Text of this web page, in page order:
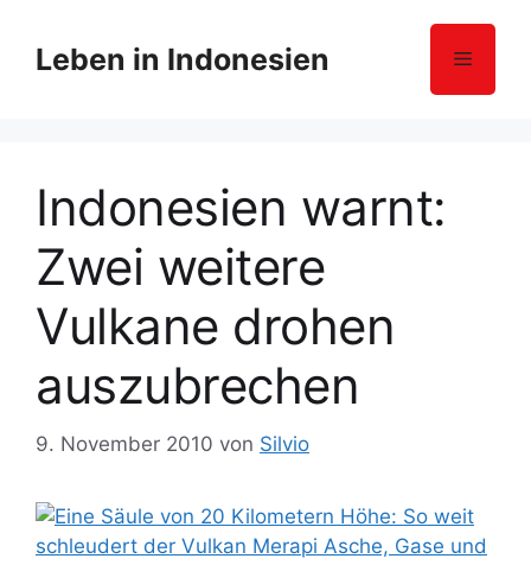
Leben in Indonesien Menü
Indonesien warnt:
Zwei weitere
Vulkane drohen
auszubrechen
9. November 2010 von Silvio